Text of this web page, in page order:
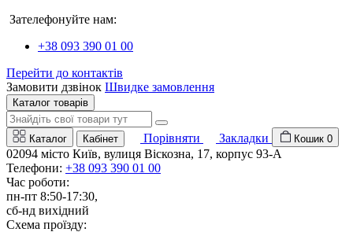
Зателефонуйте нам:
+38 093 390 01 00
Перейти до контактів
Замовити дзвінок Швидке замовлення
Каталог товарів
Каталог Кабінет Порівняти Закладки Кошик 0
02094 місто Київ, вулиця Віскозна, 17, корпус 93-А
Телефони: +38 093 390 01 00
Час роботи:
пн-пт 8:50-17:30,
сб-нд вихідний
Схема проїзду: